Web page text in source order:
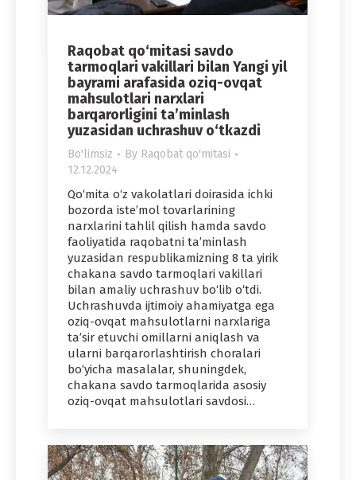
Raqobat qo‘mitasi savdo
tarmoqlari vakillari bilan Yangi yil
bayrami arafasida oziq-ovqat
mahsulotlari narxlari
barqarorligini ta’minlash
yuzasidan uchrashuv o‘tkazdi
Bo'limsiz By Raqobat qo'mitasi
12.12.2024
Qo‘mita o‘z vakolatlari doirasida ichki
bozorda iste’mol tovarlarining
narxlarini tahlil qilish hamda savdo
faoliyatida raqobatni ta’minlash
yuzasidan respublikamizning 8 ta yirik
chakana savdo tarmoqlari vakillari
bilan amaliy uchrashuv bo‘lib o‘tdi.
Uchrashuvda ijtimoiy ahamiyatga ega
oziq-ovqat mahsulotlarni narxlariga
ta’sir etuvchi omillarni aniqlash va
ularni barqarorlashtirish choralari
bo‘yicha masalalar, shuningdek,
chakana savdo tarmoqlarida asosiy
oziq-ovqat mahsulotlari savdosi…